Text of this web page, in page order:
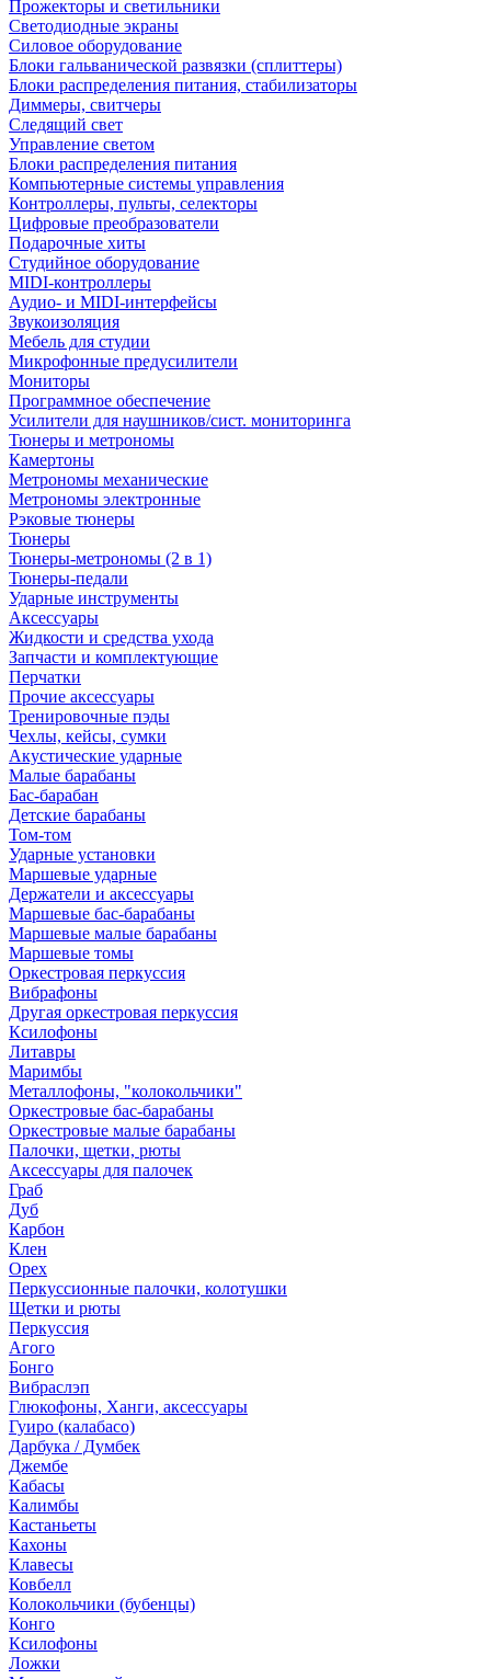
Прожекторы и светильники
Светодиодные экраны
Силовое оборудование
Блоки гальванической развязки (сплиттеры)
Блоки распределения питания, стабилизаторы
Диммеры, свитчеры
Следящий свет
Управление светом
Блоки распределения питания
Компьютерные системы управления
Контроллеры, пульты, селекторы
Цифровые преобразователи
Подарочные хиты
Студийное оборудование
MIDI-контроллеры
Аудио- и MIDI-интерфейсы
Звукоизоляция
Мебель для студии
Микрофонные предусилители
Мониторы
Программное обеспечение
Усилители для наушников/сист. мониторинга
Тюнеры и метрономы
Камертоны
Метрономы механические
Метрономы электронные
Рэковые тюнеры
Тюнеры
Тюнеры-метрономы (2 в 1)
Тюнеры-педали
Ударные инструменты
Аксессуары
Жидкости и средства ухода
Запчасти и комплектующие
Перчатки
Прочие аксессуары
Тренировочные пэды
Чехлы, кейсы, сумки
Акустические ударные
Mалые барабаны
Бас-барабан
Детские барабаны
Том-том
Ударные установки
Маршевые ударные
Держатели и аксессуары
Маршевые бас-барабаны
Маршевые малые барабаны
Маршевые томы
Оркестровая перкуссия
Вибрафоны
Другая оркестровая перкуссия
Ксилофоны
Литавры
Маримбы
Металлофоны, "колокольчики"
Оркестровые бас-барабаны
Оркестровые малые барабаны
Палочки, щетки, рюты
Аксессуары для палочек
Граб
Дуб
Карбон
Клен
Орех
Перкуссионные палочки, колотушки
Щетки и рюты
Перкуссия
Агого
Бонго
Вибраслэп
Глюкофоны, Ханги, аксессуары
Гуиро (калабасо)
Дарбука / Думбек
Джембе
Кабасы
Калимбы
Кастаньеты
Кахоны
Клавесы
Ковбелл
Колокольчики (бубенцы)
Конго
Ксилофоны
Ложки